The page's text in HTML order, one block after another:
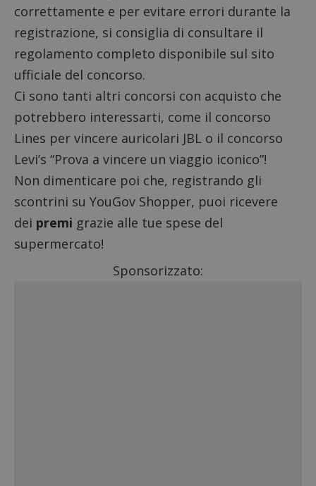
correttamente e per evitare errori durante la
registrazione, si consiglia di consultare il
regolamento completo disponibile sul sito
ufficiale del concorso.
Ci sono tanti altri concorsi con acquisto che
potrebbero interessarti, come il concorso
Lines per vincere auricolari JBL o il concorso
Levi’s “Prova a vincere un viaggio iconico”!
Non dimenticare poi che, registrando gli
scontrini su YouGov Shopper, puoi ricevere
dei premi grazie alle tue spese del
supermercato!
Sponsorizzato: